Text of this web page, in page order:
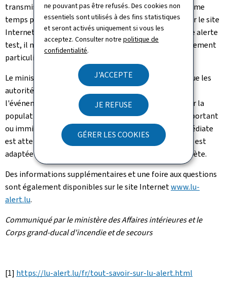
ne pouvant pas être refusés. Des cookies non
essentiels sont utilisés à des fins statistiques
et seront activés uniquement si vous les
acceptez. Consulter notrepolitique de
confidentialité.
J'ACCEPTE
JE REFUSE
GÉRER LES COOKIES
transmise via la diffusion cellulaire sera diffusée en même
temps par l'application mobile "LU-Alert" ainsi que par le site
Internet
www.lu-alert.lu. Étant donné qu'il s'agit d'une alerte
test, il n'y a pas lieu de réagir ou d'adopter un comportement
particulier.
Le ministère des Affaires intérieures tient à rappeler que les
autorités publiques utilisent ce canal d'alerte lorsque
l'événement sur lequel il y a lieu d'alerter ou d'informer la
population est susceptible de présenter un danger important
ou imminent pour la population et qu'une action immédiate
est attendue d'eux. Spécifiquement l'alerte silencieuse est
adaptée à des situations qui requièrent une alerte discrète.
Des informations supplémentaires et une foire aux questions
sont également disponibles sur le site Internetwww.lu-
alert.lu.
Communiqué par le ministère des Affaires intérieures et le
Corps grand-ducal d'incendie et de secours
[1] https://lu-alert.lu/fr/tout-savoir-sur-lu-alert.html